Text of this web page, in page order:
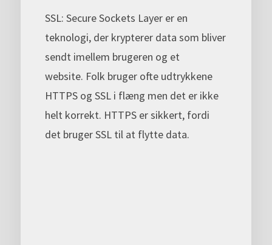
SSL: Secure Sockets Layer er en
teknologi, der krypterer data som bliver
sendt imellem brugeren og et
website. Folk bruger ofte udtrykkene
HTTPS og SSL i flæng men det er ikke
helt korrekt. HTTPS er sikkert, fordi
det bruger SSL til at flytte data.